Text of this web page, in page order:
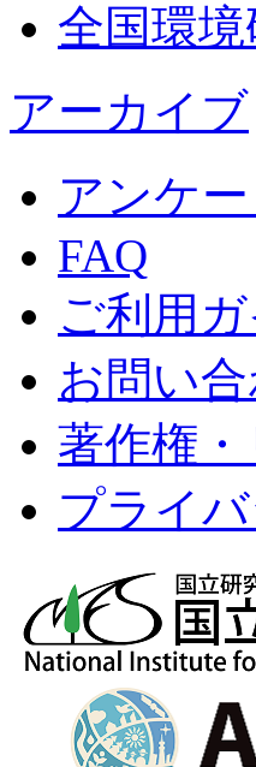
全国環
アーカイブ
アンケー
FAQ
ご利用
お問い
著作権・
プライ